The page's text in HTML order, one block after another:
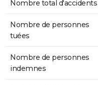
Nombre total d'accidents
Nombre de personnes
tuées
Nombre de personnes
indemnes